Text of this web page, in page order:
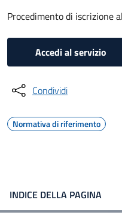
Procedimento di iscrizione
Accedi al servizio
Condividi
Normativa di riferimento
INDICE DELLA PAGINA